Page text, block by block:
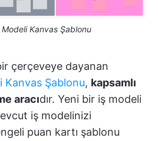
Kanvas Şablonu
çerçeveye dayanan
Kanvas Şablonu, kapsamlı
aracıdır. Yeni bir iş modeli
iş modelinizi
puan kartı şablonu